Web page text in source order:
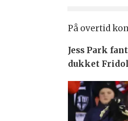
På overtid
Jess Park
dukket